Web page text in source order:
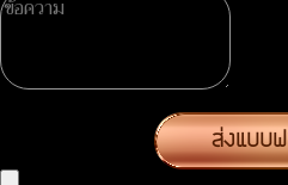
ส่งแบบ